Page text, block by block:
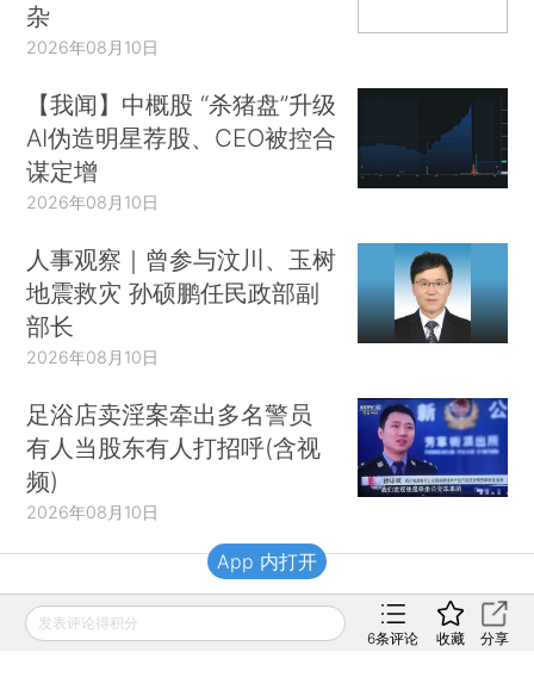
杂
2026年08月10日
【我闻】中概股 “杀猪盘”升级
AI伪造明星荐股、CEO被控合
谋定增
2026年08月10日
人事观察｜曾参与汶川、玉树
地震救灾 孙硕鹏任民政部副
部长
2026年08月10日
足浴店卖淫案牵出多名警员
有人当股东有人打招呼(含视
频)
2026年08月10日
财新移动
发表评论得积分
6条评论 收藏 分享
App 内打开